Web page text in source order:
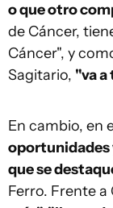
o que otro
de Cáncer,
Cáncer", y
Sagitario, "va a
En cambio, en
oportunidades
que se
Ferro. Frente a